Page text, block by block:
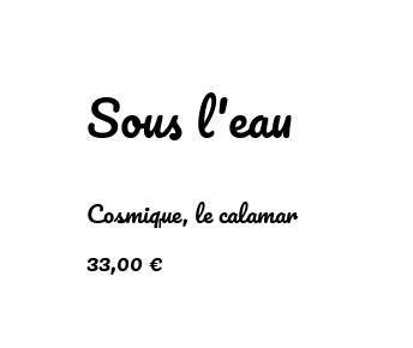
Sous l'eau
Cosmique, le calamar
33,00 €